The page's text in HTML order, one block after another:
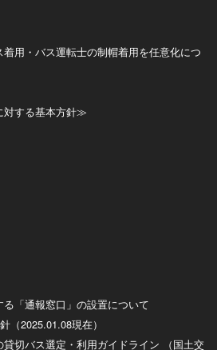
用・バス運転士の制帽着用を任意化につ
対する基本方針≫
「通報窓口」の設置について
（2025.01.08現在）
切バス選定・利用ガイドライン （国土交